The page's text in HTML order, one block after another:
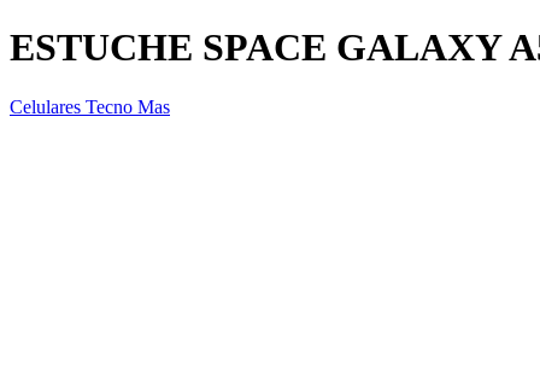
ESTUCHE SPACE GALAXY
Celulares Tecno Mas